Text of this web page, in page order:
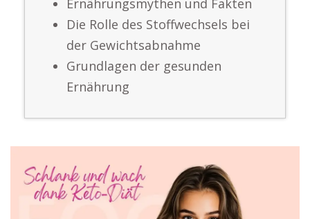
Ernährungsmythen und Fakten
Die Rolle des Stoffwechsels bei
der Gewichtsabnahme
Grundlagen der gesunden
Ernährung